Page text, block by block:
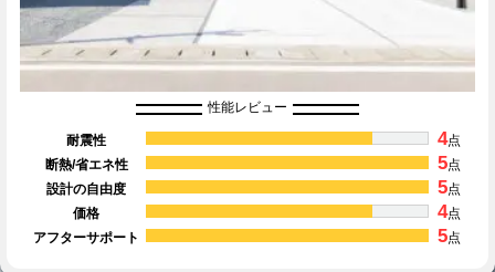
性能レビュー
耐震性 4点
断熱/省エネ性
5点
設計の自由度
5点
価格
4点
アフターサポート
5点